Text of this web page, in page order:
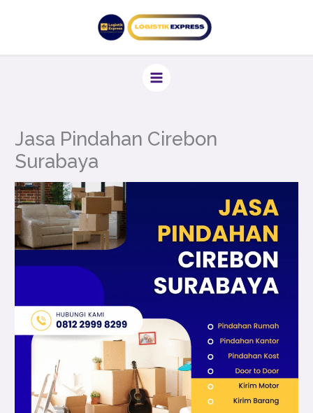
Jasa Pindahan Cirebon
Surabaya